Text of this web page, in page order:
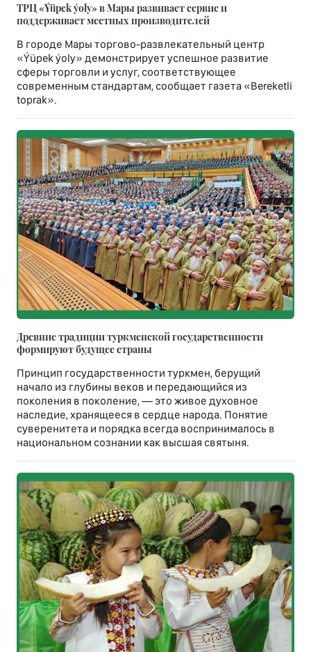
ТРЦ «Ýüpek ýoly» в Мары развивает сервис и
поддерживает местных производителей
В городе Мары торгово-развлекательный центр
«Ýüpek ýoly» демонстрирует успешное развитие
сферы торговли и услуг, соответствующее
современным стандартам, сообщает газета «Bereketli
toprak».
Древние традиции туркменской государственности
формируют будущее страны
Принцип государственности туркмен, берущий
начало из глубины веков и передающийся из
поколения в поколение, — это живое духовное
наследие, хранящееся в сердце народа. Понятие
суверенитета и порядка всегда воспринималось в
национальном сознании как высшая святыня.